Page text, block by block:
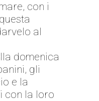
con i
al
domenica
gli
e la
con la loro